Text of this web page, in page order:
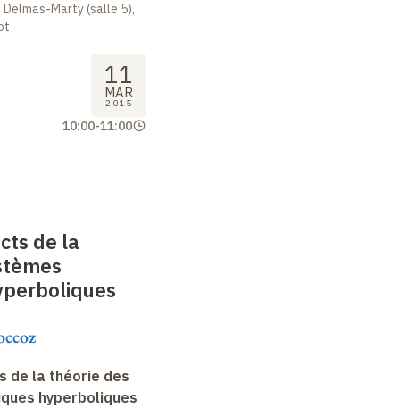
Marty (salle 5),
11
MAR
2015
10:00-11:00
de la
de la théorie des
hyperboliques